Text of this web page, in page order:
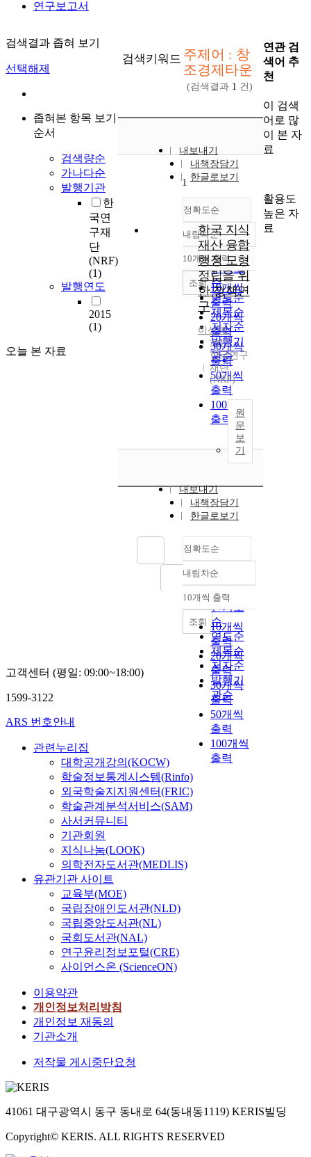
연구보고서
검색결과 좁혀 보기
선택해제
좁혀본 항목 보기
순서
검색량순
가나다순
발행기관
한
국연
구재
단
(NRF)
(1)
발행연도
2015
(1)
오늘 본 자료
검색키워드 주제어 : 창
조경제타운
(검색결과 1 건)
내보내기
내책장담기
한글로보기
정확도순
정확도
순
인기도
순
연도순
제목순
저자순
발행기
관순
내림차순
내림차순
10개씩 출력
10개씩
출력
20개씩
출력
30개씩
출력
50개씩
출력
100개씩
출력
조회
1
한국 지식
재산 융합
행정 모형
정립을 위
한 정책연
구
이선영
2015
한국연구
재단
(NRF)
원
문
보
기
내보내기
내책장담기
한글로보기
정확도순
정확도
순
인기도
순
연도순
제목순
저자순
발행기
관순
내림차순
내림차순
10개씩 출력
10개씩
출력
20개씩
출력
30개씩
출력
50개씩
출력
100개씩
출력
조회
연관 검
색어 추
천
이 검색
어로 많
이 본 자
료
활용도
높은 자
료
고객센터 (평일: 09:00~18:00)
1599-3122
ARS 번호안내
관련누리집
대학공개강의(KOCW)
학술정보통계시스템(Rinfo)
외국학술지지원센터(FRIC)
학술관계분석서비스(SAM)
사서커뮤니티
기관회원
지식나눔(LOOK)
의학전자도서관(MEDLIS)
유관기관 사이트
교육부(MOE)
국립장애인도서관(NLD)
국립중앙도서관(NL)
국회도서관(NAL)
연구윤리정보포털(CRE)
사이언스온 (ScienceON)
이용약관
개인정보처리방침
개인정보 재동의
기관소개
저작물 게시중단요청
41061 대구광역시 동구 동내로 64(동내동1119) KERIS빌딩
Copyright© KERIS. ALL RIGHTS RESERVED